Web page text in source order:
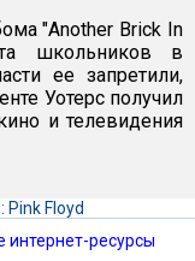
"Another Brick In
школьников в
ее запретили,
Уотерс получил
и телевидения
Pink Floyd
ресурсы